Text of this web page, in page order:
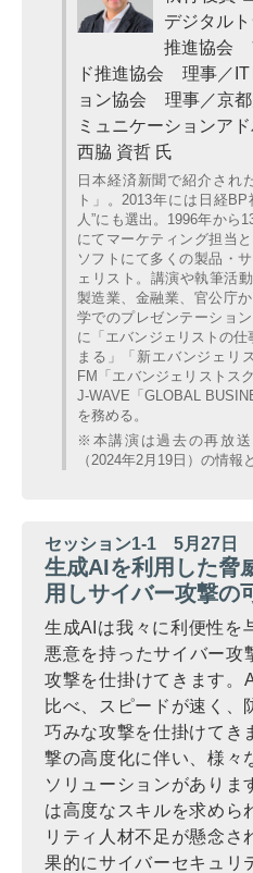
デジタル
推進協会
ド推進協会 理事／IT
ョン協会 理事／京
ミュニケーションア
西脇 資哲 氏
日本経済新聞で紹介され
ト」。2013年には日経
人”にも選出。1996年から
にてマーケティング担当
ソフトにて多くの製品・
ェリスト。講演や執筆活
製造業、金融業、官公庁
学でのプレゼンテーショ
に「エバンジェリストの仕
まる」「新エバンジェリ
FM「エバンジェリストス
J-WAVE「GLOBAL
を務める。
※本講演は過去の再放
（2024年2月19日）の情報
セッション1-1 5月27日
生成AIを利用した脅
用しサイバー攻撃の
生成AIは我々に利便性を
悪意を持ったサイバー攻
攻撃を仕掛けてきます。
比べ、スピードが速く、
巧みな攻撃を仕掛けてき
撃の高度化に伴い、様々
ソリューションがありま
は高度なスキルを求めら
リティ人材不足が懸念さ
果的にサイバーセキュリ